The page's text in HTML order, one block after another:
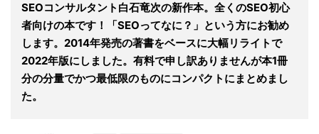
SEOコンサルタント白石竜次の新作本。全くのSEO初心
者向けの本です！「SEOってなに？」という方にお勧め
します。2014年発売の著書をベースに大幅リライトで
2022年版にしました。有料で申し訳ありませんが本1冊
分の分量でかつ最低限のものにコンパクトにまとめまし
た。